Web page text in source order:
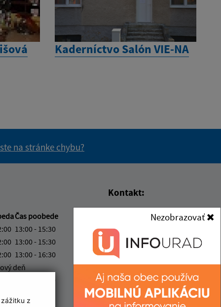
z
Nezobrazovať
Kaderníctvo Salón VIE-NA
na stránke chybu?
Čas poobede
13:00 - 15:30
13:00 - 15:30
13:00 - 16:30
deň
12:00 - 13:00
Kontakt:
Obecný úrad Kapušany
Hlavná 104/6
082 12 Kapušany
info@kapusany.sk
IČO: 00327239